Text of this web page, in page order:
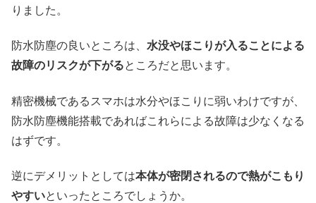
りました。
防水防塵の良いところは、 水没やほこりが入ることによる
故障のリスクが下がるところだと思います。
精密機械であるスマホは水分やほこりに弱いわけですが、
防水防塵機能搭載であればこれらによる故障は少なくなる
はずです。
逆にデメリットとしては本体が密閉されるので熱がこもり
やすいといったところでしょうか。